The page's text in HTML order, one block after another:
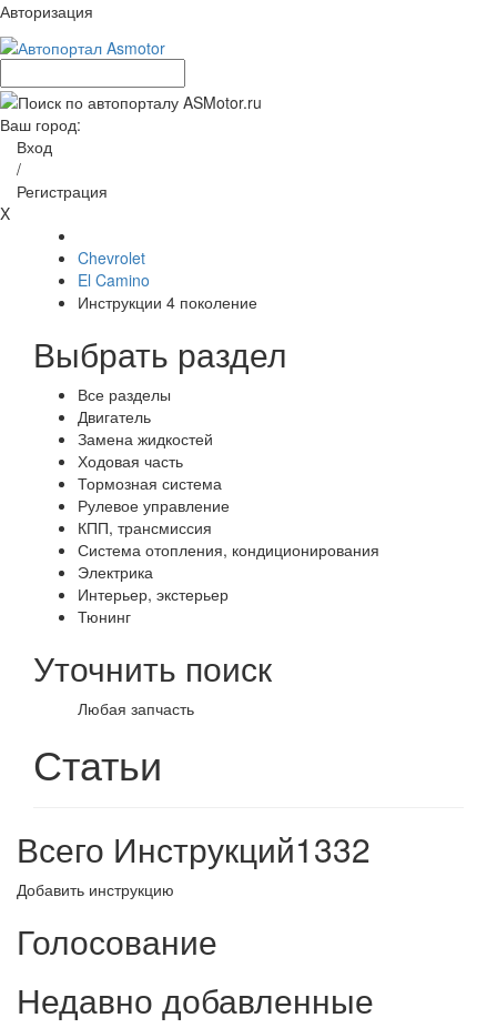
Авторизация
Ваш город:
Вход
/
Регистрация
X
Chevrolet
El Camino
Инструкции 4 поколение
Выбрать раздел
Все разделы
Двигатель
Замена жидкостей
Ходовая часть
Тормозная система
Рулевое управление
КПП, трансмиссия
Система отопления, кондиционирования
Электрика
Интерьер, экстерьер
Тюнинг
Уточнить поиск
Любая запчасть
Статьи
Всего Инструкций1332
Добавить инструкцию
Голосование
Недавно добавленные